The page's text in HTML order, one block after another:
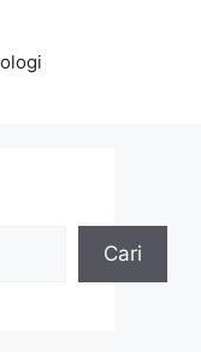
Cari